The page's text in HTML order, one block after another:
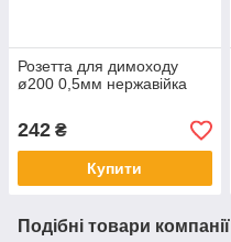
Розетта для димоходу
ø200 0,5мм нержавійка
242 ₴
Купити
Подібні товари компанії